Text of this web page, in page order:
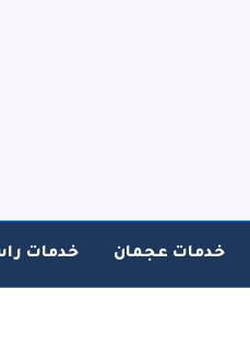
خدمات عجمان خدمات